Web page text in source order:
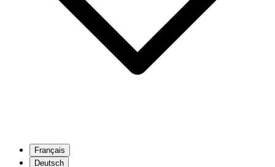
Français
Deutsch